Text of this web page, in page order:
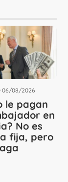
06/08/2026
le pagan
en
No es
fija, pero